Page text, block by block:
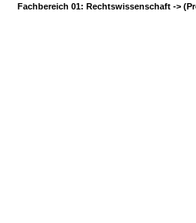
Fachbereich 01: Rechtswissenschaft ->